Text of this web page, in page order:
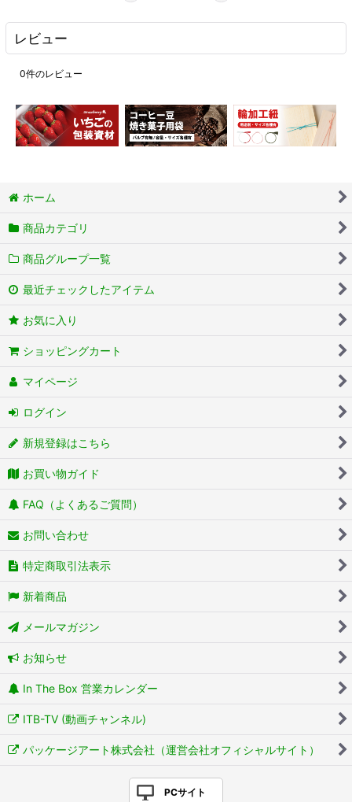
レビュー
0件のレビュー
ホーム
商品カテゴリ
商品グループ一覧
最近チェックしたアイテム
お気に入り
ショッピングカート
マイページ
ログイン
新規登録はこちら
お買い物ガイド
FAQ（よくあるご質問）
お問い合わせ
特定商取引法表示
新着商品
メールマガジン
お知らせ
In The Box 営業カレンダー
ITB-TV (動画チャンネル)
パッケージアート株式会社（運営会社オフィシャルサイト）
PCサイト